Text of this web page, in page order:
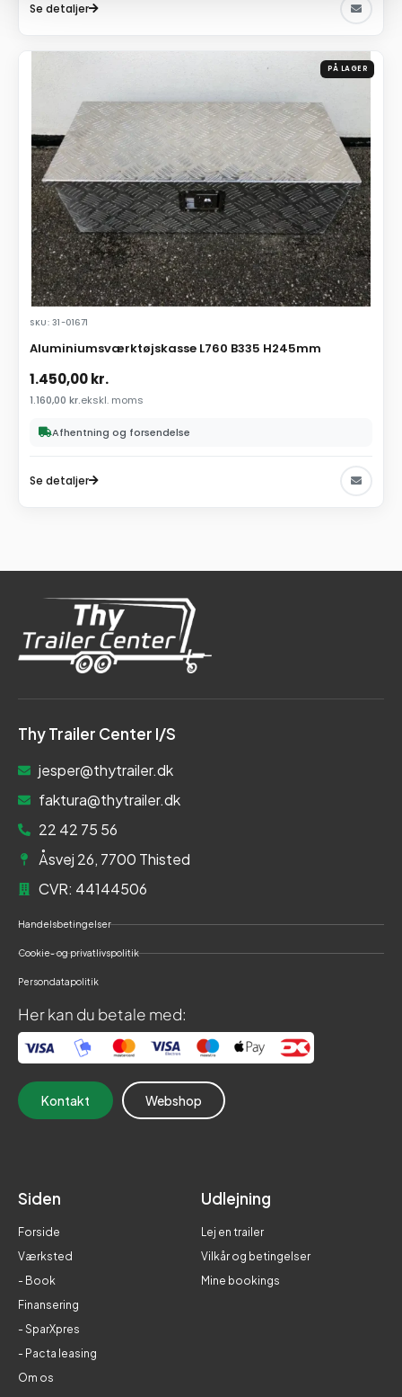
Se detaljer
PÅ LAGER
SKU: 31-01671
Aluminiumsværktøjskasse L760 B335 H245mm
1.450,00kr.
1.160,00 kr.ekskl. moms
Afhentning og forsendelse
Se detaljer
Thy Trailer Center I/S
jesper@thytrailer.dk
faktura@thytrailer.dk
22 42 75 56
Åsvej 26, 7700 Thisted
CVR: 44144506
Handelsbetingelser
Cookie- og privatlivspolitik
Persondatapolitik
Her kan du betale med:
Kontakt Webshop
Siden
Forside
Værksted
- Book
Finansering
- SparXpres
- Pacta leasing
Om os
Udlejning
Lej en trailer
Vilkår og betingelser
Mine bookings